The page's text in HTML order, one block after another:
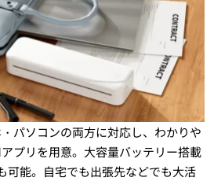
パソコンの両方に対応し、わかりや
プリを用意。大容量バッテリー搭載
可能。自宅でも出張先などでも大活